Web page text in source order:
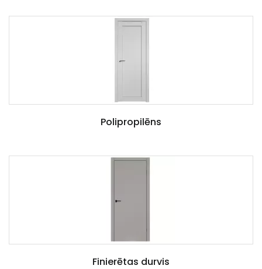
Polipropilēns
Finierētas durvis